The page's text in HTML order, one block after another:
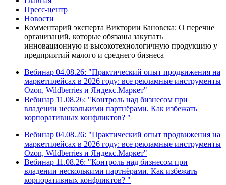
Пресс-центр
Новости
Комментарий эксперта Виктории Бановска: О перечне
организаций, которые обязаны закупать
инновационную и высокотехнологичную продукцию у
предприятий малого и среднего бизнеса
Вебинар 04.08.26: "Практический опыт продвижения на
маркетплейсах в 2026 году: все рекламные инструменты
Ozon, Wildberries и Яндекс.Маркет"
Вебинар 11.08.26: "Контроль над бизнесом при
владении несколькими партнёрами. Как избежать
корпоративных конфликтов? "
Вебинар 04.08.26: "Практический опыт продвижения на
маркетплейсах в 2026 году: все рекламные инструменты
Ozon, Wildberries и Яндекс.Маркет"
Вебинар 11.08.26: "Контроль над бизнесом при
владении несколькими партнёрами. Как избежать
корпоративных конфликтов? "